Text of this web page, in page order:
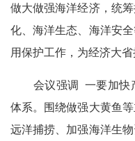
做大做强海洋经济，统
化、海洋生态、海洋安
用保护工作，为经济大省
会议强调 一要加快产
体系。围绕做强大黄鱼
远洋捕捞、加强海洋生